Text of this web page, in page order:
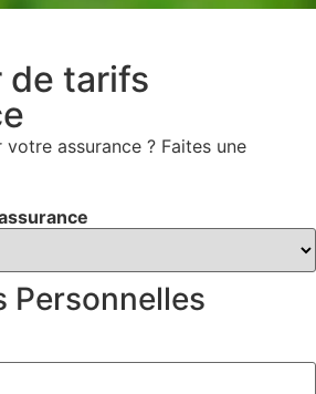
de tarifs
assurance ? Faites une
Personnelles